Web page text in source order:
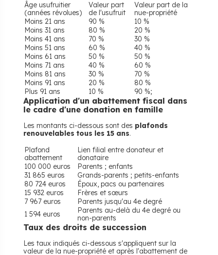
Âge usufruitier
(années révolues)
Valeur part
de l'usufruit
Valeur part de la
nue-propriété
Moins 21 ans
90 %
10 %
Moins 31 ans
80 %
20 %
Moins 41 ans
70 %
30 %
Moins 51 ans
60 %
40 %
Moins 61 ans
50 %
50 %
Moins 71 ans
40 %
60 %
Moins 81 ans
30 %
70 %
Moins 91 ans
20 %
80 %
Plus 91 ans
10 % 90 %;
Application d'un abattement fiscal dans
le cadre d'une donation en famille
Les montants ci-dessous sont des plafonds
renouvelables tous les 15 ans.
Plafond
abattement
Lien filial entre donateur et
donataire
100 000 euros
Parents ; enfants
31 865 euros
Grands-parents ; petits-enfants
80 724 euros
Époux, pacs ou partenaires
15 932 euros
Frères et sœurs
7 967 euros
Parents jusqu'au 4e degré
1 594 euros
Parents au-delà du 4e degré ou
non-parents
Taux des droits de succession
Les taux indiqués ci-dessous s'appliquent sur la
valeur de la nue-propriété et après l'abattement de